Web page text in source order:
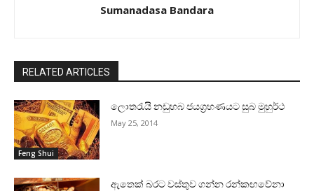
Sumanadasa Bandara
RELATED ARTICLES
Feng Shui
ලොතරැයි නඩුහබ ජයග්‍රහණයට සුබ මුහුර්ථ
May 25, 2014
ඇතෙක්‌ බරට වස්‌තුව ගන්න රන්කඟවේනා